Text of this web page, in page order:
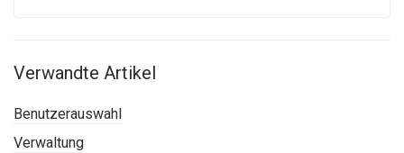
Verwandte Artikel
Benutzerauswahl
Verwaltung